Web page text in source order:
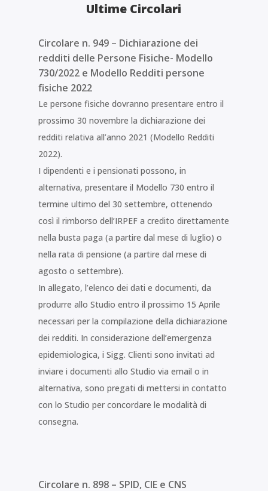
Ultime Circolari
Circolare n. 949 – Dichiarazione dei
redditi delle Persone Fisiche- Modello
730/2022 e Modello Redditi persone
fisiche 2022
Le persone fisiche dovranno presentare entro il
prossimo 30 novembre la dichiarazione dei
redditi relativa all’anno 2021 (Modello Redditi
2022).
I dipendenti e i pensionati possono, in
alternativa, presentare il Modello 730 entro il
termine ultimo del 30 settembre, ottenendo
così il rimborso dell’IRPEF a credito direttamente
nella busta paga (a partire dal mese di luglio) o
nella rata di pensione (a partire dal mese di
agosto o settembre).
In allegato, l’elenco dei dati e documenti, da
produrre allo Studio entro il prossimo 15 Aprile
necessari per la compilazione della dichiarazione
dei redditi. In considerazione dell’emergenza
epidemiologica, i Sigg. Clienti sono invitati ad
inviare i documenti allo Studio via email o in
alternativa, sono pregati di mettersi in contatto
con lo Studio per concordare le modalità di
consegna.
Circolare n. 898 – SPID, CIE e CNS